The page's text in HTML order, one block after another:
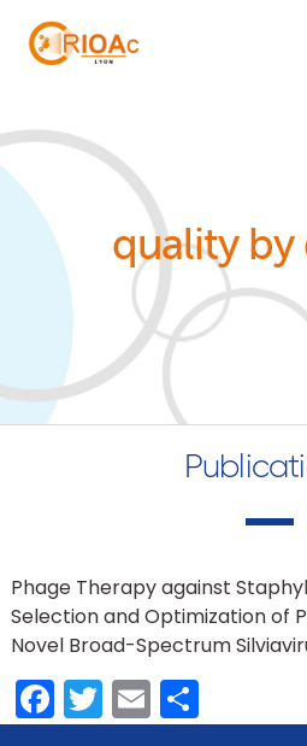
quality by
Phage Therapy against
Selection and Optimization of
Novel Broad-Spectrum
Facebook
Twitter
Email
Panneau de gestion des cookies